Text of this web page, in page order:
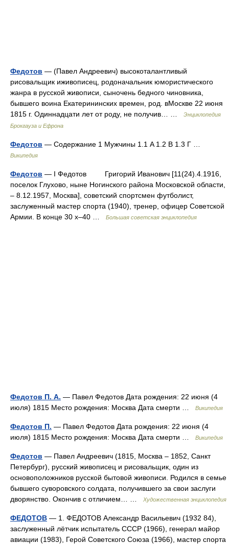
Федотов — (Павел Андреевич) высокоталантливый
рисовальщик иживописец, родоначальник юмористического
жанра в русской живописи, сыночень бедного чиновника,
бывшего воина Екатерининских времен, род. вМоскве 22 июня
1815 г. Одиннадцати лет от роду, не получив… …
Энциклопедия
Брокгауза и Ефрона
Федотов — Содержание 1 Мужчины 1.1 A 1.2 В 1.3 Г …
Википедия
Федотов — I Федотов Григорий Иванович [11(24).4.1916,
поселок Глухово, ныне Ногинского района Московской области,
– 8.12.1957, Москва], советский спортсмен футболист,
заслуженный мастер спорта (1940), тренер, офицер Советской
Армии. В конце 30 х–40 …
Большая советская энциклопедия
Федотов П. А. — Павел Федотов Дата рождения: 22 июня (4
июля) 1815 Место рождения: Москва Дата смерти …
Википедия
Федотов П. — Павел Федотов Дата рождения: 22 июня (4
июля) 1815 Место рождения: Москва Дата смерти …
Википедия
Федотов — Павел Андреевич (1815, Москва – 1852, Санкт
Петербург), русский живописец и рисовальщик, один из
основоположников русской бытовой живописи. Родился в семье
бывшего суворовского солдата, получившего за свои заслуги
дворянство. Окончив с отличием… …
Художественная энциклопедия
ФЕДОТОВ — 1. ФЕДОТОВ Александр Васильевич (1932 84),
заслуженный лётчик испытатель СССР (1966), генерал майор
авиации (1983), Герой Советского Союза (1966), мастер спорта